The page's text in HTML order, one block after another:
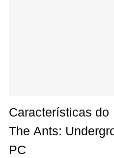
Características do
The Ants:
PC